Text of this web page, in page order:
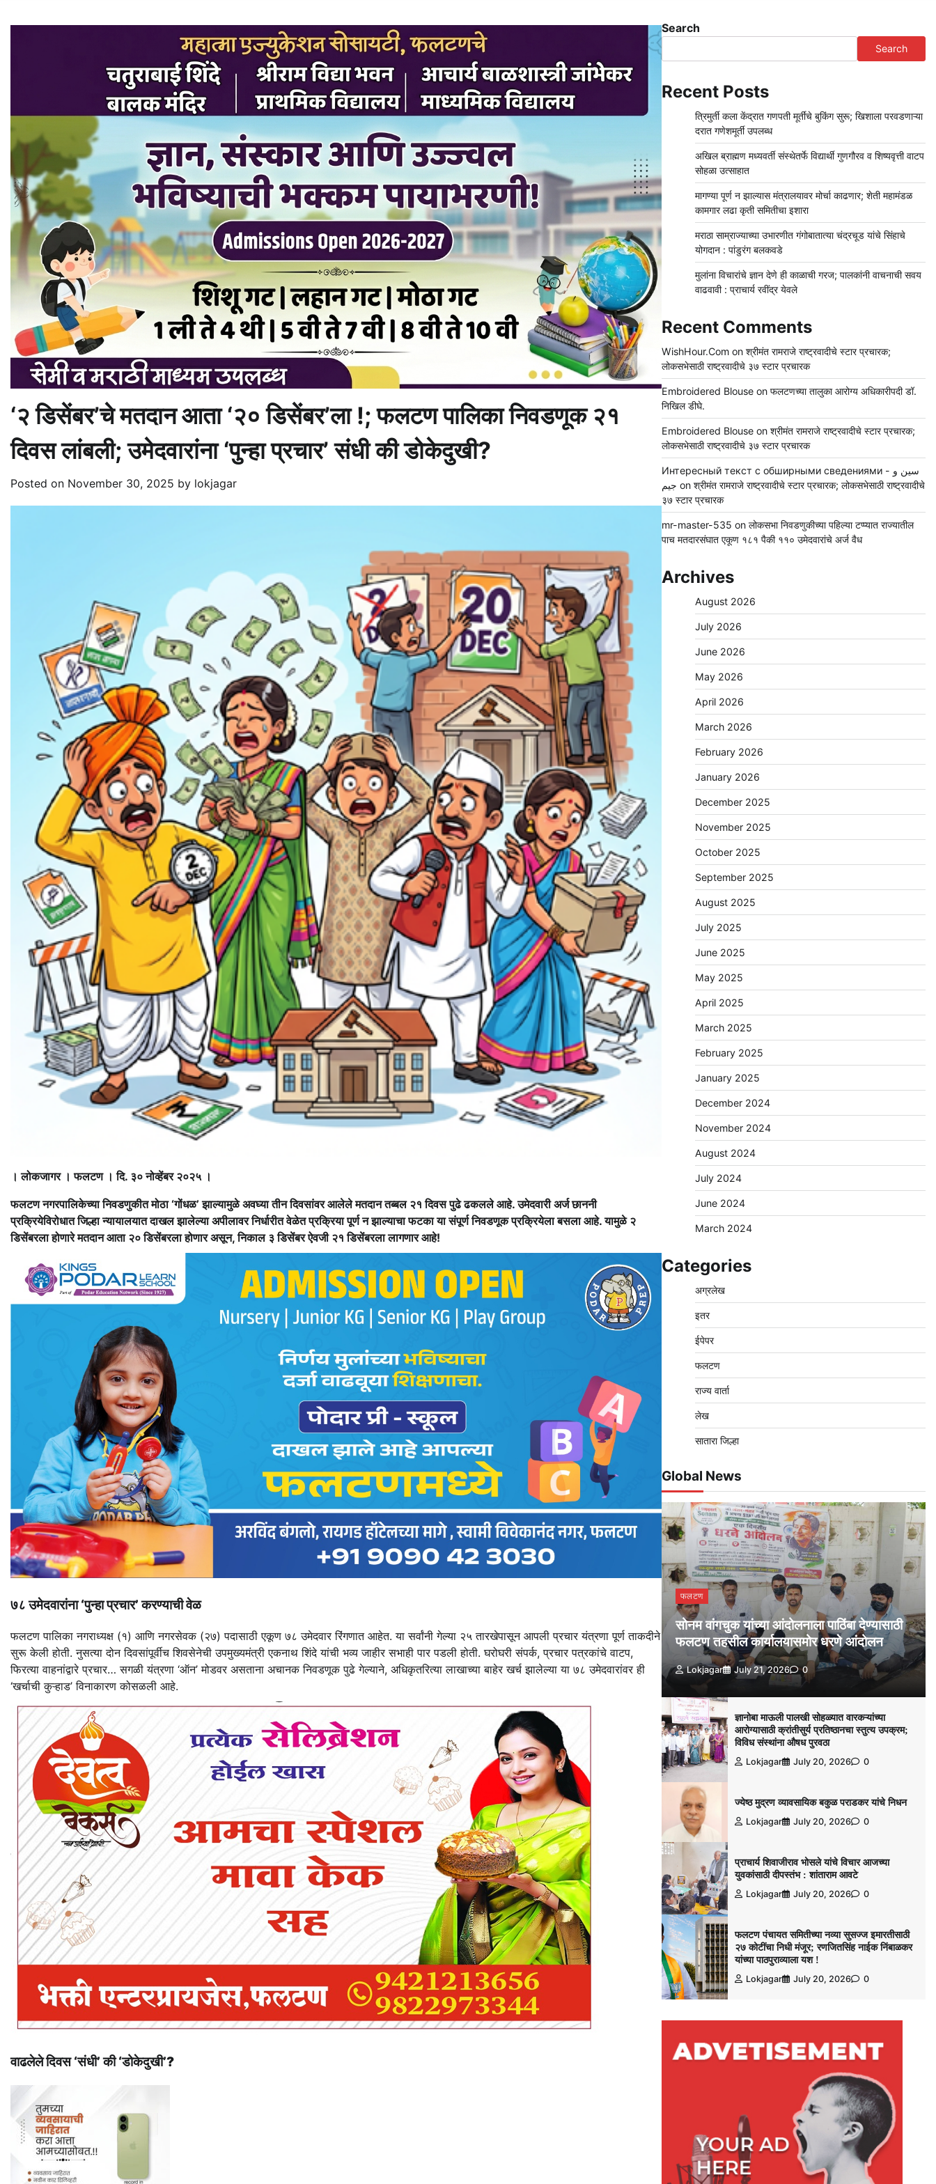
‘२ डिसेंबर’चे मतदान आता ‘२० डिसेंबर’ला !; फलटण पालिका निवडणूक २१
दिवस लांबली; उमेदवारांना ‘पुन्हा प्रचार’ संधी की डोकेदुखी?
Posted on November 30, 2025 by lokjagar
। लोकजागर । फलटण । दि. ३० नोव्हेंबर २०२५ ।
फलटण नगरपालिकेच्या निवडणुकीत मोठा ‘गोंधळ’ झाल्यामुळे अवघ्या तीन दिवसांवर आलेले मतदान तब्बल २१ दिवस पुढे ढकलले आहे. उमेदवारी अर्ज छाननी
प्रक्रियेविरोधात जिल्हा न्यायालयात दाखल झालेल्या अपीलावर निर्धारीत वेळेत प्रक्रिया पूर्ण न झाल्याचा फटका या संपूर्ण निवडणूक प्रक्रियेला बसला आहे. यामुळे २
डिसेंबरला होणारे मतदान आता २० डिसेंबरला होणार असून, निकाल ३ डिसेंबर ऐवजी २१ डिसेंबरला लागणार आहे!
७८ उमेदवारांना ‘पुन्हा प्रचार’ करण्याची वेळ
फलटण पालिका नगराध्यक्ष (१) आणि नगरसेवक (२७) पदासाठी एकूण ७८ उमेदवार रिंगणात आहेत. या सर्वांनी गेल्या २५ तारखेपासून आपली प्रचार यंत्रणा पूर्ण ताकदीने
सुरू केली होती. नुसत्या दोन दिवसांपूर्वीच शिवसेनेची उपमुख्यमंत्री एकनाथ शिंदे यांची भव्य जाहीर सभाही पार पडली होती. घरोघरी संपर्क, प्रचार पत्रकांचे वाटप,
फिरत्या वाहनांद्वारे प्रचार… सगळी यंत्रणा ‘ऑन’ मोडवर असताना अचानक निवडणूक पुढे गेल्याने, अधिकृतरित्या लाखाच्या बाहेर खर्च झालेल्या या ७८ उमेदवारांवर ही
‘खर्चाची कुऱ्हाड’ विनाकारण कोसळली आहे.
वाढलेले दिवस ‘संधी’ की ‘डोकेदुखी’?
Search
Search
Recent Posts
त्रिमुर्ती कला केंद्रात गणपती मूर्तींचे बुकिंग सुरू; खिशाला परवडणाऱ्या
दरात गणेशमूर्ती उपलब्ध
अखिल ब्राह्मण मध्यवर्ती संस्थेतर्फे विद्यार्थी गुणगौरव व शिष्यवृत्ती वाटप
सोहळा उत्साहात
मागण्या पूर्ण न झाल्यास मंत्रालयावर मोर्चा काढणार; शेती महामंडळ
कामगार लढा कृती समितीचा इशारा
मराठा साम्राज्याच्या उभारणीत गंगोबातात्या चंद्रचूड यांचे सिंहाचे
योगदान : पांडुरंग बलकवडे
मुलांना विचारांचे ज्ञान देणे ही काळाची गरज; पालकांनी वाचनाची सवय
वाढवावी : प्राचार्य रवींद्र येवले
Recent Comments
WishHour.Comon श्रीमंत रामराजे राष्ट्रवादीचे स्टार प्रचारक;
लोकसभेसाठी राष्ट्रवादीचे ३७ स्टार प्रचारक
Embroidered Blouseon फलटणच्या तालुका आरोग्य अधिकारीपदी डॉ.
निखिल डीघे.
Embroidered Blouseon श्रीमंत रामराजे राष्ट्रवादीचे स्टार प्रचारक;
लोकसभेसाठी राष्ट्रवादीचे ३७ स्टार प्रचारक
Интересный текст с обширными сведениями - سين و
جيم on श्रीमंत रामराजे राष्ट्रवादीचे स्टार प्रचारक; लोकसभेसाठी राष्ट्रवादीचे
३७ स्टार प्रचारक
mr-master-535 on लोकसभा निवडणुकीच्या पहिल्या टप्प्यात राज्यातील
पाच मतदारसंघात एकूण १८१ पैकी ११० उमेदवारांचे अर्ज वैध
Archives
August 2026
July 2026
June 2026
May 2026
April 2026
March 2026
February 2026
January 2026
December 2025
November 2025
October 2025
September 2025
August 2025
July 2025
June 2025
May 2025
April 2025
March 2025
February 2025
January 2025
December 2024
November 2024
August 2024
July 2024
June 2024
March 2024
Categories
अग्रलेख
इतर
ईपेपर
फलटण
राज्य वार्ता
लेख
सातारा जिल्हा
Global News
फलटण
सोनम वांगचुक यांच्या आंदोलनाला पाठिंबा देण्यासाठी
फलटण तहसील कार्यालयासमोर धरणे आंदोलन
Lokjagar July 21, 2026 0
ज्ञानोबा माऊली पालखी सोहळ्यात वारकऱ्यांच्या
आरोग्यासाठी क्रांतीसुर्य प्रतिष्ठानचा स्तुत्य उपक्रम;
विविध संस्थांना औषध पुरवठा
Lokjagar July 20, 2026 0
ज्येष्ठ मुद्रण व्यावसायिक बकुळ पराडकर यांचे निधन
Lokjagar July 20, 2026 0
प्राचार्य शिवाजीराव भोसले यांचे विचार आजच्या
युवकांसाठी दीपस्तंभ : शांताराम आवटे
Lokjagar July 20, 2026 0
फलटण पंचायत समितीच्या नव्या सुसज्ज इमारतीसाठी
२७ कोटींचा निधी मंजूर; रणजितसिंह नाईक निंबाळकर
यांच्या पाठपुराव्याला यश !
Lokjagar July 20, 2026 0